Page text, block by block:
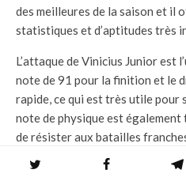
des meilleures de la saison et il
statistiques et d’aptitudes très
L’attaque de Vinicius Junior est
note de 91 pour la finition et le
rapide, ce qui est très utile pour
note de physique est également
de résister aux batailles
L’une des caractéristiques les